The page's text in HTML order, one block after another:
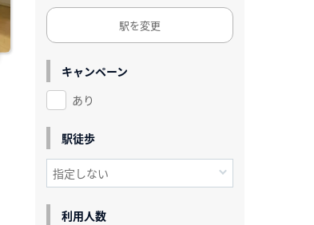
駅を変更
キャンペーン
あり
駅徒歩
利用人数